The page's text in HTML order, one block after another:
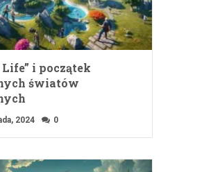
Life” i początek
światów
2024 0